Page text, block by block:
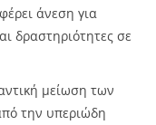
άνεση για
δραστηριότητες σε
μείωση των
την υπεριώδη